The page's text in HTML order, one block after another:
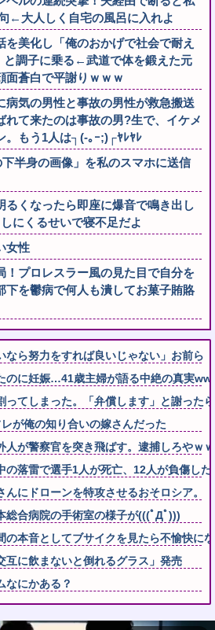
←大人しく自宅の風呂に入れよ
を美化し「俺のおかげで社会で耐え
と調子に乗る←武道で体を鍛えた元
面蒼白で平謝りｗｗｗ
病気の男性と事故の男性が救急搬送
れて来たのは事故の男?生で、イケメ
。もう1人は┐(-｡ｰ;)┌ﾔﾚﾔﾚ
半身の画像」を私のスマホに送信
るくなったら即座に爆音で鳴き出し
にくるせいで寝不足だよ
女性
！プロレスラー風の見た目で自分を
下を鬱病で何人も潰してお菓子賄賂
なら努力をすれば良いじゃない」お前ら
のに妊娠…41歳主婦が語る中絶の真実
ってしまった。「弁償します」と謝った
が俺の知り合いの嫁さんだった
人が警察官を突き飛ばす。逮捕しろやｗ
の落雷で選手1人が死亡、12人が負傷した
んにドローンを特攻させるおそロシア。
総合病院の手術室の様子が(((ﾟДﾟ)))
の本音としてブサイクを見たら不愉快に
互に飲まないと倒れるグラス」発売
なにかある？